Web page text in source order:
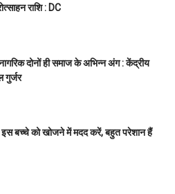
राशि : DC
दोनों ही समाज के अभिन्न अंग : केंद्रीय
गुर्जर
इस बच्चे को खोजने में मदद करें, बहुत परेशान हैं